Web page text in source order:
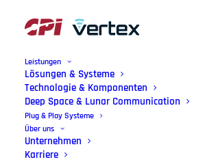
Leistungen
Lösungen & Systeme
Technologie & Komponenten
Deep Space & Lunar Communication
Plug & Play Systeme
Über uns
Unternehmen
Karriere